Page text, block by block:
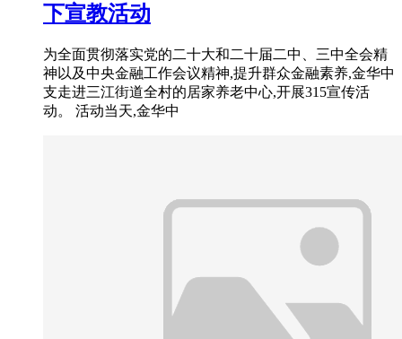
下宣教活动
为全面贯彻落实党的二十大和二十届二中、三中全会精
神以及中央金融工作会议精神,提升群众金融素养,金华中
支走进三江街道全村的居家养老中心,开展315宣传活
动。 活动当天,金华中